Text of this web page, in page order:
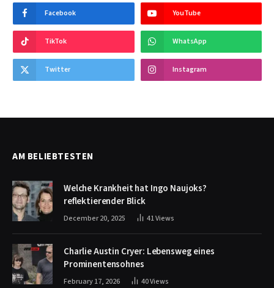
Facebook YouTube
TikTok WhatsApp
Twitter Instagram
AM BELIEBTESTEN
Welche Krankheit hat Ingo Naujoks?
reflektierender Blick
December 20, 2025 41Views
Charlie Austin Cryer: Lebensweg eines
Prominentensohnes
February 17, 2026 40Views